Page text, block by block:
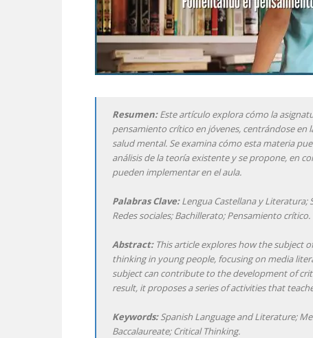
Resumen:Este artículo explora cómo la
pensamiento crítico en jóvenes, centrándose en
salud mental. Se examina cómo esta materia
análisis de la teoría existente y se propone, en
pueden implementar en el aula.
Palabras Clave:Lengua Castellana y
Redes sociales; Bachillerato; Pensamiento crítico.
Abstract: This article explores how the subject
thinking in young people, focusing on media
subject can contribute to the development of
result, it proposes a series of activities that
Keywords:Spanish Language and Literature;
Baccalaureate; Critical Thinking.